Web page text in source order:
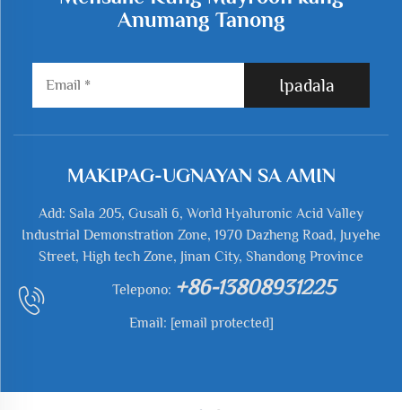
Anumang Tanong
Ipadala
MAKIPAG-UGNAYAN SA AMIN
Add: Sala 205, Gusali 6, World Hyaluronic Acid Valley
Industrial Demonstration Zone, 1970 Dazheng Road, Juyehe
Street, High tech Zone, Jinan City, Shandong Province
Telepono: +86-13808931225
Email: [email protected]